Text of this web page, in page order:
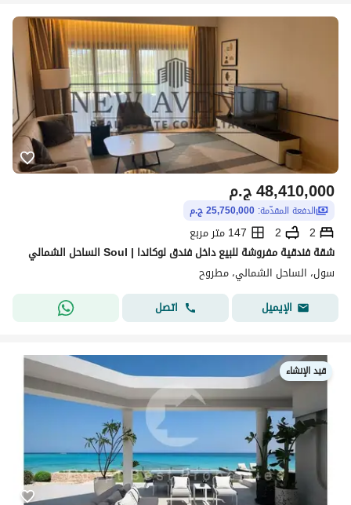
ج.م48,410,000
الدفعة المقدّمة: 25,750,000 ج.م
2
2
147 متر مربع
شقة فندقية مفروشة للبيع داخل فندق لوكاندا | Soul الساحل الشمالي
سول، الساحل الشمالي، مطروح
الإيميل
اتصل
قيد الإنشاء